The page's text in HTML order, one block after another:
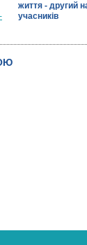
життя - другий
учасників